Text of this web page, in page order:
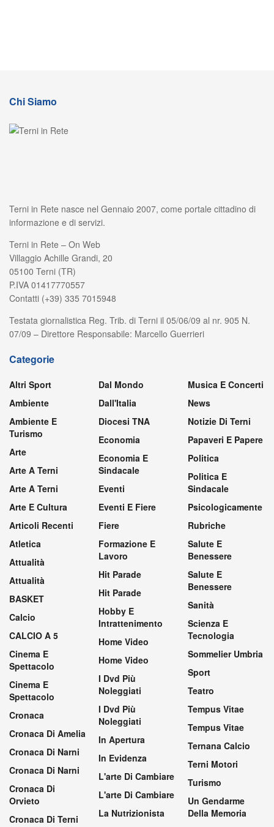
Chi Siamo
Terni in Rete nasce nel Gennaio 2007, come portale cittadino di
informazione e di servizi.
Terni in Rete – On Web
Villaggio Achille Grandi, 20
05100 Terni (TR)
P.IVA 01417770557
Contatti (+39) 335 7015948
Testata giornalistica Reg. Trib. di Terni il 05/06/09 al nr. 905 N.
07/09 – Direttore Responsabile: Marcello Guerrieri
Categorie
Altri Sport
Ambiente
Ambiente E
Turismo
Arte
Arte A Terni
Arte A Terni
Arte E Cultura
Articoli Recenti
Atletica
Attualità
Attualità
BASKET
Calcio
CALCIO A 5
Cinema E
Spettacolo
Cinema E
Spettacolo
Cronaca
Cronaca Di Amelia
Cronaca Di Narni
Cronaca Di Narni
Cronaca Di
Orvieto
Cronaca Di Terni
Dal Mondo
Dall'Italia
Diocesi TNA
Economia
Economia E
Sindacale
Eventi
Eventi E Fiere
Fiere
Formazione E
Lavoro
Hit Parade
Hit Parade
Hobby E
Intrattenimento
Home Video
Home Video
I Dvd Più
Noleggiati
I Dvd Più
Noleggiati
In Apertura
In Evidenza
L'arte Di Cambiare
L'arte Di Cambiare
La Nutrizionista
Musica E Concerti
News
Notizie Di Terni
Papaveri E Papere
Politica
Politica E
Sindacale
Psicologicamente
Rubriche
Salute E
Benessere
Salute E
Benessere
Sanità
Scienza E
Tecnologia
Sommelier Umbria
Sport
Teatro
Tempus Vitae
Tempus Vitae
Ternana Calcio
Terni Motori
Turismo
Un Gendarme
Della Memoria